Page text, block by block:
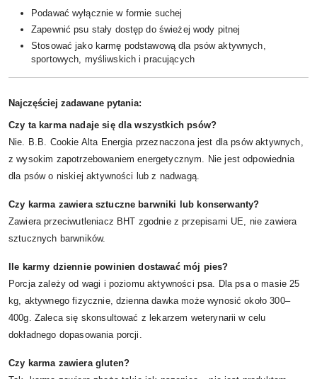
Podawać wyłącznie w formie suchej
Zapewnić psu stały dostęp do świeżej wody pitnej
Stosować jako karmę podstawową dla psów aktywnych,
sportowych, myśliwskich i pracujących
Najczęściej zadawane pytania:
Czy ta karma nadaje się dla wszystkich psów?
Nie. B.B. Cookie Alta Energia przeznaczona jest dla psów aktywnych,
z wysokim zapotrzebowaniem energetycznym. Nie jest odpowiednia
dla psów o niskiej aktywności lub z nadwagą.
Czy karma zawiera sztuczne barwniki lub konserwanty?
Zawiera przeciwutleniacz BHT zgodnie z przepisami UE, nie zawiera
sztucznych barwników.
Ile karmy dziennie powinien dostawać mój pies?
Porcja zależy od wagi i poziomu aktywności psa. Dla psa o masie 25
kg, aktywnego fizycznie, dzienna dawka może wynosić około 300–
400g. Zaleca się skonsultować z lekarzem weterynarii w celu
dokładnego dopasowania porcji.
Czy karma zawiera gluten?